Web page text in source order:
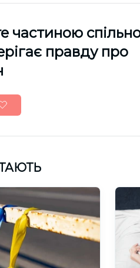
частиною
правду про